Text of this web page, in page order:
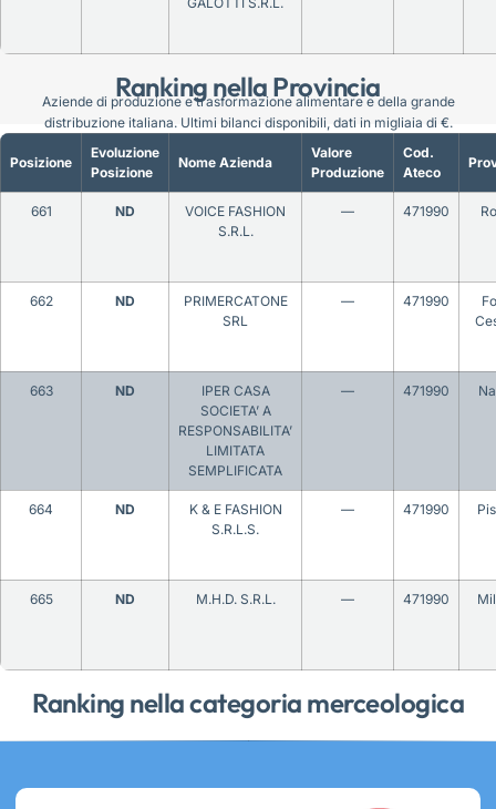
Ranking nella Provincia
Ranking nella categoria merceologica
Posizione
Evoluzione
Posizione
Nome Azienda
Valore
Produzione
Cod.
Ateco
661 ND
VOICE FASHION
S.R.L.
— 471990
662 ND
PRIMERCATONE
SRL
— 471990
663 ND
IPER CASA
SOCIETA’ A
RESPONSABILITA’
LIMITATA
SEMPLIFICATA
— 471990
664 ND
K & E FASHION
S.R.L.S.
— 471990
665 ND M.H.D. S.R.L. — 471990
Aziende di produzione e trasformazione alimentare e della grande
distribuzione italiana. Ultimi bilanci disponibili, dati in migliaia di €.